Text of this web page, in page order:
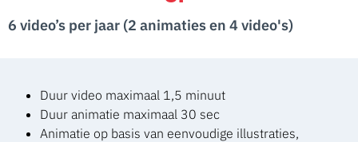
6 video’s per jaar (2 animaties en 4 video's)
Duur video maximaal 1,5 minuut
Duur animatie maximaal 30 sec
Animatie op basis van eenvoudige illustraties,